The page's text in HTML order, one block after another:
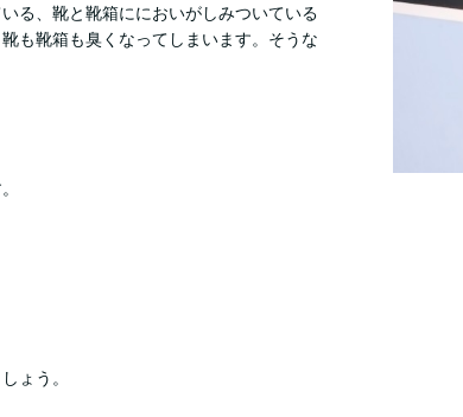
る、靴と靴箱ににおいがしみついている
も靴箱も臭くなってしまいます。そうな
ょう。